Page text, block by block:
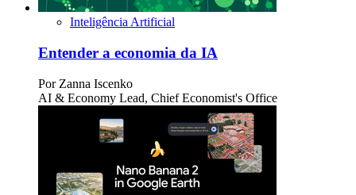
Inteligência Artificial
Entender a economia da IA
Por Zanna Iscenko
AI & Economy Lead, Chief Economist's Office